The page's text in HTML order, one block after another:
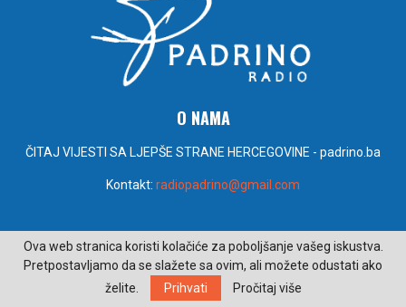
O NAMA
ČITAJ VIJESTI SA LJEPŠE STRANE HERCEGOVINE - padrino.ba
Kontakt: radiopadrino@gmail.com
PRATITE NAS
Ova web stranica koristi kolačiće za poboljšanje vašeg iskustva.
Pretpostavljamo da se slažete sa ovim, ali možete odustati ako
želite.
Prihvati Pročitaj više